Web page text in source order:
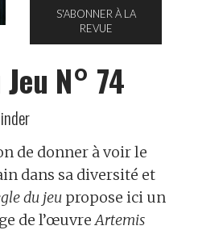
S'ABONNER À LA
REVUE
N° 74
de donner à voir le
dans sa diversité et
du jeu propose ici un
de l’œuvre Artemis